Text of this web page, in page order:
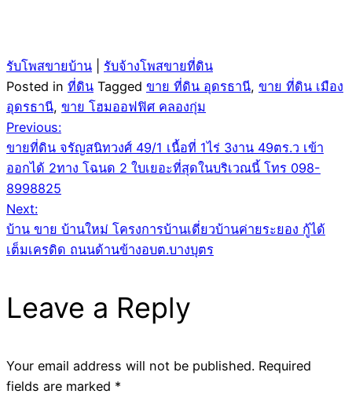
รับโพสขายบ้าน
รับจ้างโพสขายที่ดิน
Posted in ที่ดิน Tagged ขาย ที่ดิน อุดรธานี, ขาย ที่ดิน เมือง
อุดรธานี, ขาย โฮมออฟฟิศ คลองกุ่ม
Post
navigation
Previous:
ขายที่ดิน จรัญสนิทวงศ์ 49/1 เนื้อที่ 1ไร่ 3งาน 49ตร.ว เข้า
ออกได้ 2ทาง โฉนด 2 ใบเยอะที่สุดในบริเวณนี้ โทร 098-
8998825
Next:
บ้าน ขาย บ้านใหม่ โครงการบ้านเดี่ยวบ้านค่ายระยอง กู้ได้
เต็มเครดิด ถนนด้านข้างอบต.บางบุตร
Leave a Reply
Your email address will not be published. Required
fields are marked *